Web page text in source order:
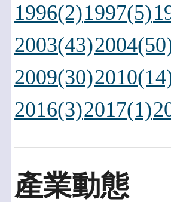
1996(2)1997(5)
2003(43)
2009(30)
2016(3)2017(1)
產業動態